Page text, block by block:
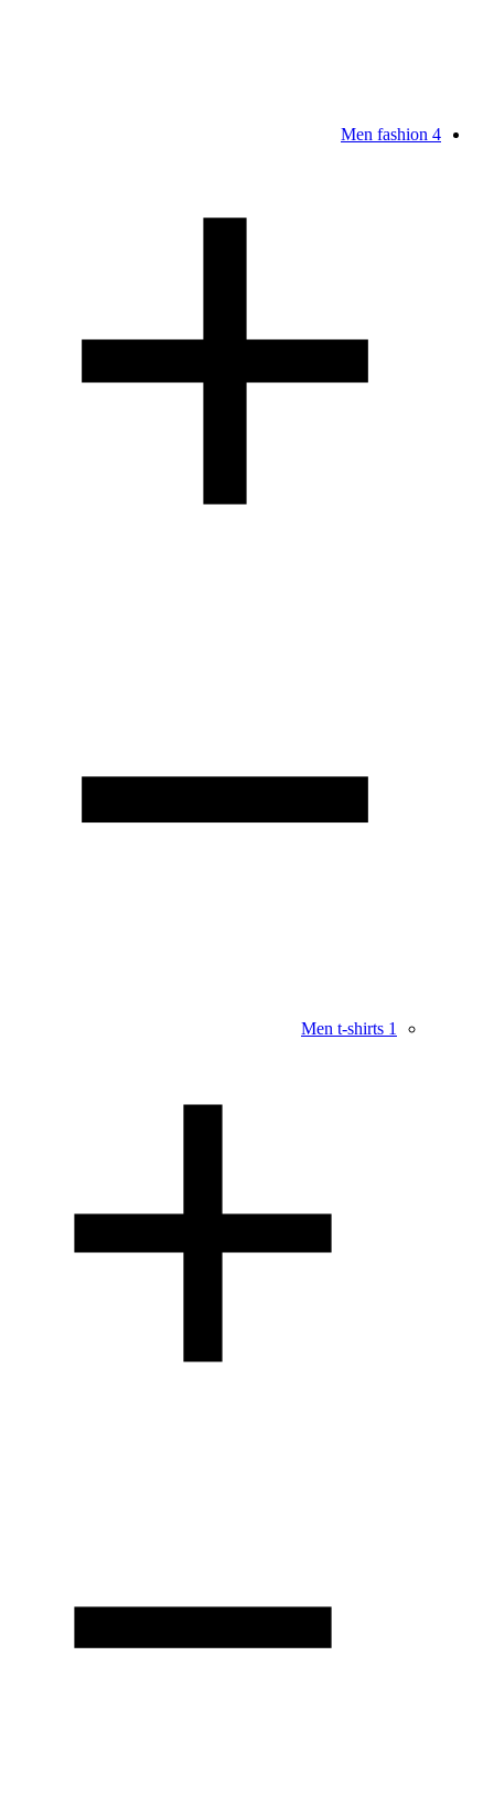
Men fashion 4
Men t-shirts 1